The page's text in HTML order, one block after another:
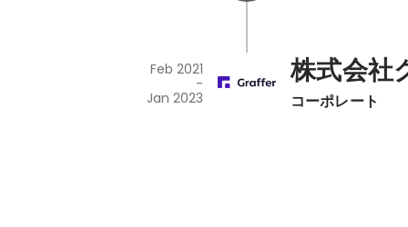
株式会社
コーポレート
Feb 2021
-
Jan 2023